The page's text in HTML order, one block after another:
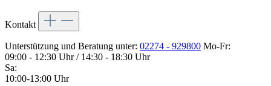
Kontakt
Unterstützung und Beratung unter: 02274 - 929800 Mo-Fr:
09:00 - 12:30 Uhr / 14:30 - 18:30 Uhr
Sa:
10:00-13:00 Uhr